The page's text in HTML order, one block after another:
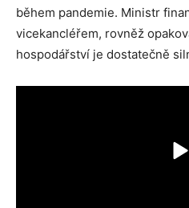
během pandemie. Ministr
vicekancléřem, rovněž
hospodářství je dostatečně